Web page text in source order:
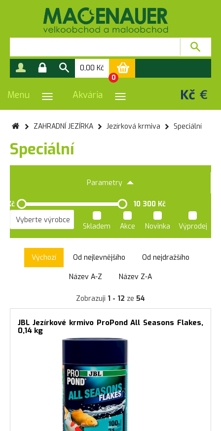
0,00 Kč
0
PŘEPNOUT NAVIGACI
Menu PŘEPNOUT NAVIGACI
Akvária
ZAHRADNÍ JEZÍRKA Jezírková krmiva Speciální
Speciální
Parametry
0 Kč 10 300 Kč
Skladem Akce Novinka Výprodej
Výchozí Od nejlevnějšího Od nejdražšího
Název A-Z Název Z-A
Zobrazuji 1 - 12 ze 54
JBL Jezírkové krmivo ProPond All Seasons Flakes,
0,14 kg